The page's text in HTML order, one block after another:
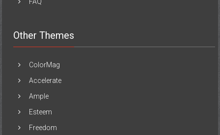
FAQ
Other Themes
ColorMag
Accelerate
Ample
Esteem
Freedom